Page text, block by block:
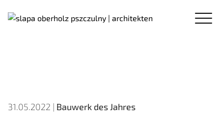
31.05.2022 | Bauwerk des Jahres